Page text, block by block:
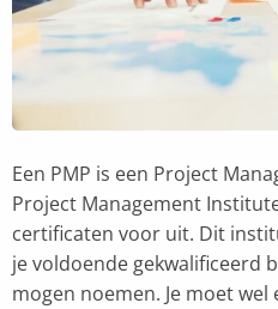
Een PMP is een Project
Project Management
certificaten voor uit. Dit
je voldoende gekwalificeerd
mogen noemen. Je moet